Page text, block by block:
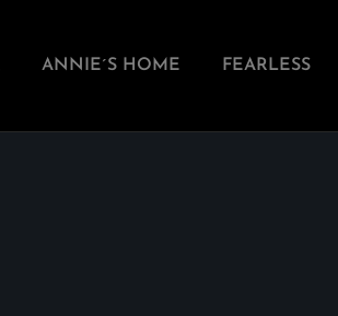
ANNIE´S HOME FEARLESS